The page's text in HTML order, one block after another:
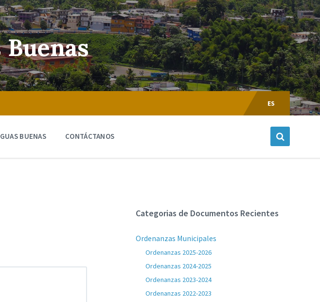
Escoger
Lenguaje:
ES
BUENAS CONTÁCTANOS
Categorias de Documentos Recientes
Ordenanzas Municipales
Ordenanzas 2025-2026
Ordenanzas 2024-2025
Ordenanzas 2023-2024
Ordenanzas 2022-2023